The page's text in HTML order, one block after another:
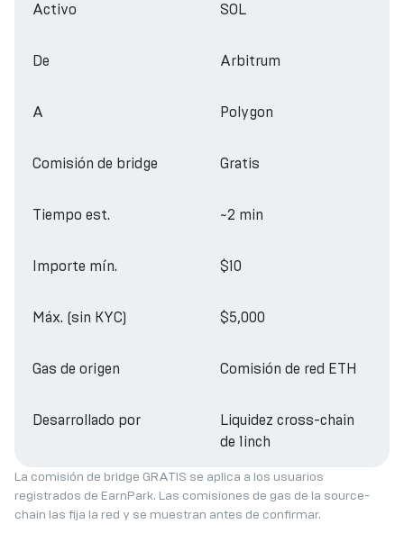
Activo SOL
De Arbitrum
A Polygon
Comisión de bridge Gratis
Tiempo est. ~2 min
Importe mín. $10
Máx. (sin KYC) $5,000
Gas de origen Comisión de red ETH
Desarrollado por
Liquidez cross-chain
de 1inch
La comisión de bridge GRATIS se aplica a los usuarios
registrados de EarnPark. Las comisiones de gas de la source-
chain las fija la red y se muestran antes de confirmar.